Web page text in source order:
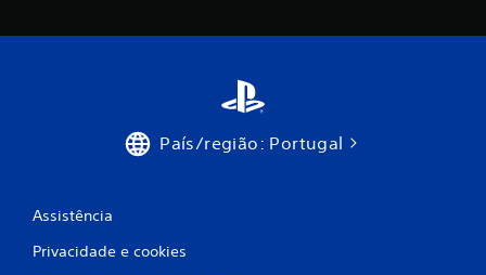
País/região: Portugal
Assistência
Privacidade e cookies